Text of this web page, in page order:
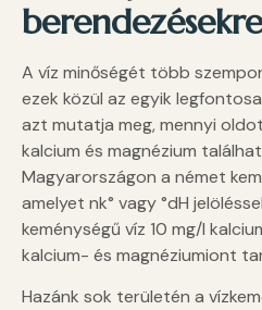
A víz minőségét több
ezek közül az egyik
azt mutatja meg, mennyi
kalcium és magnézium
Magyarországon a német
amelyet nk° vagy °dH
keménységű víz 10 mg/l
kalcium- és magnéziumiont
Hazánk sok területén a